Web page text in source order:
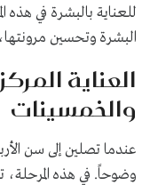
للعناية بالبشرة في
البشرة وتحسين
العناية
والخمسينات
عندما تصلين إلى سن
وضوحاً. في هذه المرحلة،